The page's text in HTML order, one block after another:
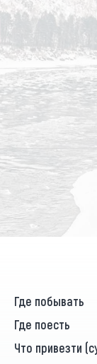
Где побывать
Где поесть
Что привезти